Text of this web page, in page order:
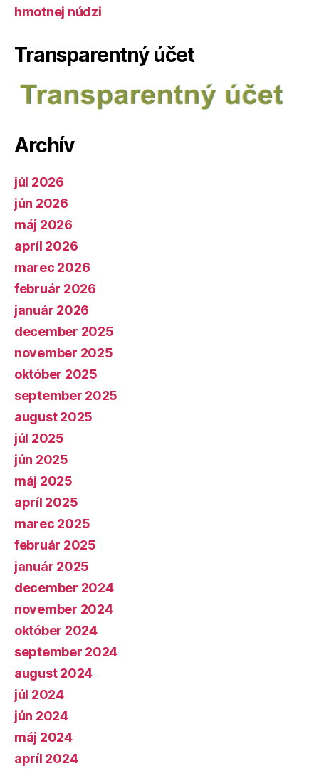
hmotnej núdzi
Transparentný účet
Archív
júl 2026
jún 2026
máj 2026
apríl 2026
marec 2026
február 2026
január 2026
december 2025
november 2025
október 2025
september 2025
august 2025
júl 2025
jún 2025
máj 2025
apríl 2025
marec 2025
február 2025
január 2025
december 2024
november 2024
október 2024
september 2024
august 2024
júl 2024
jún 2024
máj 2024
apríl 2024